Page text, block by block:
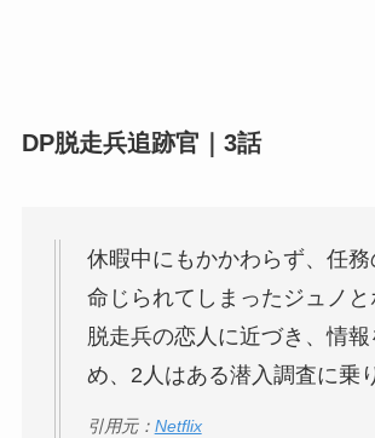
DP脱走兵追跡官｜3話
休暇中にもかかわらず、任務
命じられてしまったジュノと
脱走兵の恋人に近づき、情報
め、2人はある潜入調査に乗
引用元： Netflix